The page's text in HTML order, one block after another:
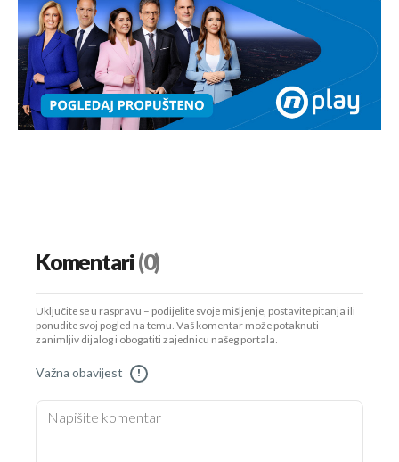
Komentari(0)
Uključite se u raspravu – podijelite svoje mišljenje, postavite pitanja ili
ponudite svoj pogled na temu. Vaš komentar može potaknuti
zanimljiv dijalog i obogatiti zajednicu našeg portala.
Važna obavijest !